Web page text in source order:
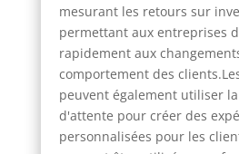
mesurant les retours sur
permettant aux entreprises
rapidement aux
comportement des
peuvent également utiliser
d'attente pour créer des
personnalisées pour les